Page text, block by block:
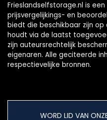
Frieslandselfstorage.nl is
prijsvergelijkings- en
biedt die beschikbaar zijn
houdt via de laatst
zijn auteursrechtelijk
eigenaren. Alle geciteerde
respectievelijke bronnen.
WORD LID VAN